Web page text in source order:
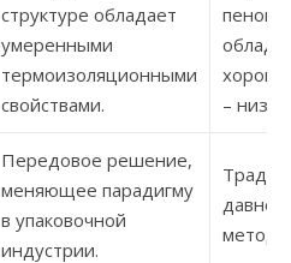
структуре обладает
умеренными
термоизоляционными
свойствами.
–
Передовое решение,
меняющее парадигму
в упаковочной
индустрии.
давно